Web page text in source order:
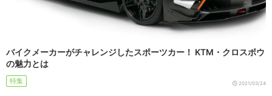
バイクメーカーがチャレンジしたスポーツカー！ KTM・クロスボウ
の魅力とは
特集 2021/03/24